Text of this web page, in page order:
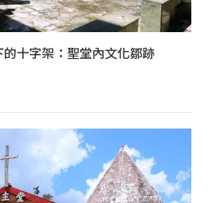
的十字架：聖堂內文化鄒跡